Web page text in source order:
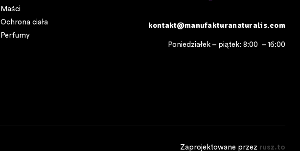
Maści
Ochrona ciała
Perfumy
kontakt@manufakturanaturalis.com
Poniedziałek – piątek: 8:00 – 16:00
Zaprojektowane przez rusz.to